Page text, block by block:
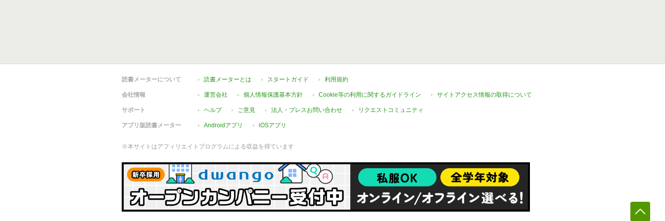
読書メーターについて 読書メーターとは スタートガイド 利用規約
会社情報 運営会社 個人情報保護基本方針 Cookie等の利用に関するガイドライン サイトアクセス情報の取得について
サポート ヘルプ ご意見 法人・プレスお問い合わせ リクエストコミュニティ
アプリ版読書メーター Androidアプリ iOSアプリ
※本サイトはアフィリエイトプログラムによる収益を得ています